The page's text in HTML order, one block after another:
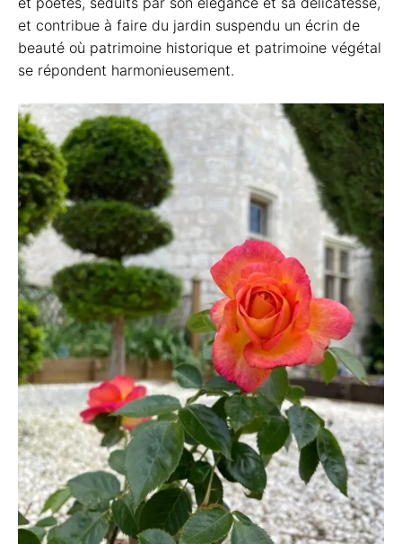
et contribue à faire du jardin suspendu un écrin de
beauté où patrimoine historique et patrimoine végétal
se répondent harmonieusement.